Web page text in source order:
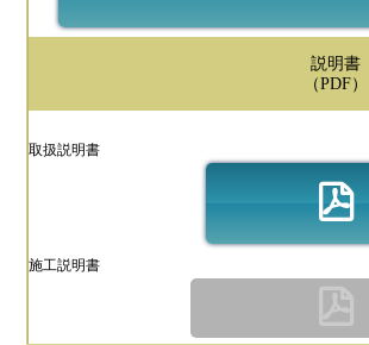
説明書
（PDF）
取扱説明書
施工説明書